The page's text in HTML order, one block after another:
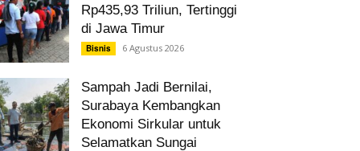
Rp435,93 Triliun, Tertinggi
di Jawa Timur
Bisnis 6 Agustus 2026
Sampah Jadi Bernilai,
Surabaya Kembangkan
Ekonomi Sirkular untuk
Selamatkan Sungai